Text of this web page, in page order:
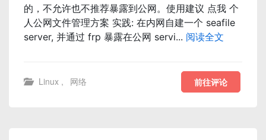
的，不允许也不推荐暴露到公网。使用建议 点我 个
人公网文件管理方案 实践: 在内网自建一个 seafile
server, 并通过 frp 暴露在公网 servi... 阅读全文
Linux , 网络 前往评论